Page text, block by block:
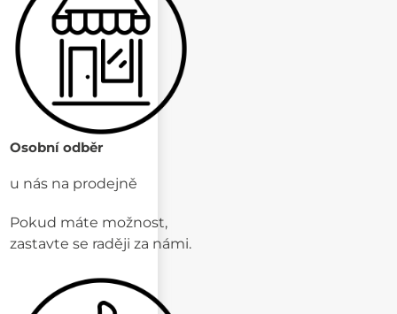
Osobní odběr
u nás na prodejně
Pokud máte možnost,
zastavte se raději za námi.